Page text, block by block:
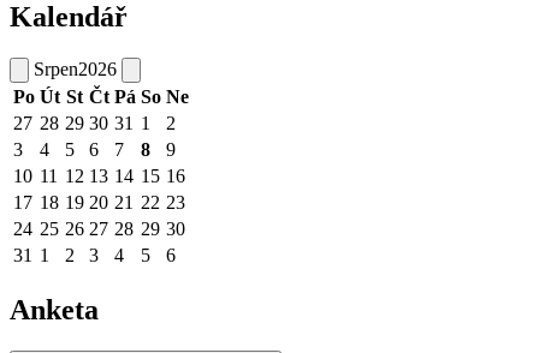
Kalendář
Srpen2026
Po Út St Čt Pá So Ne
27 28 29 30 31 1
2
3
4 5 6 7 8
9
10 11 12 13 14 15 16
17 18 19 20 21 22 23
24 25 26 27 28 29 30
31 1 2 3 4 5 6
Anketa